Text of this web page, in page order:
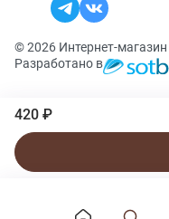
420 ₽
© 2026 Интернет-
Разработано в